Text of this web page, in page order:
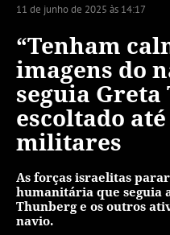
11 de junho de 2025 às 14:17
“Tenham
imagens do
seguia
escoltado
militares
As forças israelitas
humanitária que seguia
Thunberg e os outros
navio.